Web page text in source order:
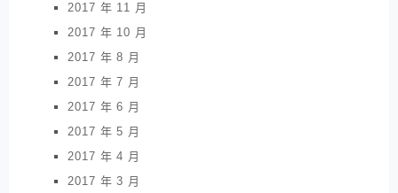
2017 年 11 月
2017 年 10 月
2017 年 8 月
2017 年 7 月
2017 年 6 月
2017 年 5 月
2017 年 4 月
2017 年 3 月